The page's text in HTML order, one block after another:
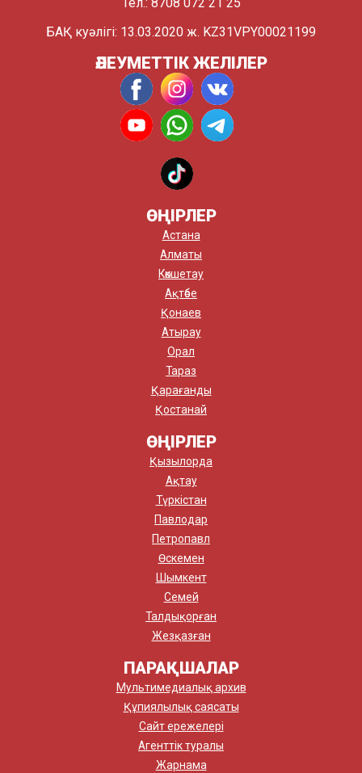
БАҚ куәлігі: 13.03.2020 ж. KZ31VPY00021199
ӘЛЕУМЕТТІК ЖЕЛІЛЕР
ӨҢІРЛЕР
Астана
Алматы
Көкшетау
Ақтөбе
Қонаев
Атырау
Орал
Тараз
Қарағанды
Қостанай
ӨҢІРЛЕР
Қызылорда
Ақтау
Түркістан
Павлодар
Петропавл
Өскемен
Шымкент
Семей
Талдықорған
Жезқазған
ПАРАҚШАЛАР
Мультимедиалық архив
Құпиялылық саясаты
Сайт ережелері
Агенттік туралы
Жарнама